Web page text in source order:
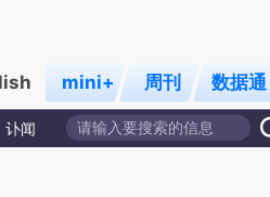
mini+ 周刊 数据通
讣闻